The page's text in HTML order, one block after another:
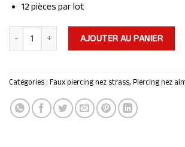
12 pièces par lot
AJOUTER AU PANIER
Catégories : Faux piercing nez strass, Piercing nez